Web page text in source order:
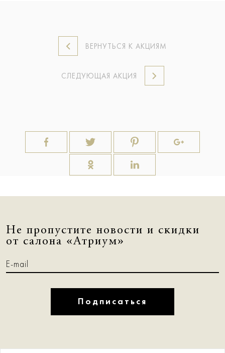
ВЕРНУТЬСЯ К АКЦИЯМ
СЛЕДУЮЩАЯ АКЦИЯ
Не пропустите новости и скидки
от салона «Атриум»
Подписаться